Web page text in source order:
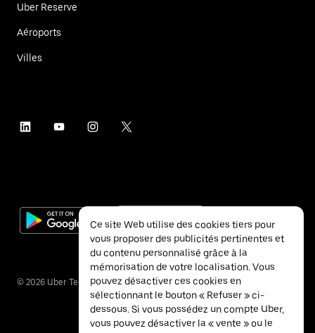
Uber Reserve
Aéroports
Villes
© 2026 Uber Technologies Inc.
Ce site Web utilise des cookies tiers pour
vous proposer des publicités pertinentes et
du contenu personnalisé grâce à la
mémorisation de votre localisation. Vous
pouvez désactiver ces cookies en
sélectionnant le bouton « Refuser » ci-
dessous. Si vous possédez un compte Uber,
vous pouvez désactiver la « vente » ou le